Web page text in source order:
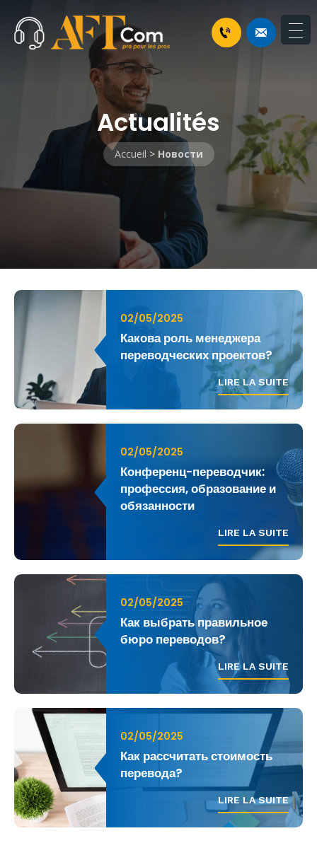
Actualités
Accueil > Новости
02/05/2025
Какова роль менеджера
переводческих проектов?
LIRE LA SUITE
02/05/2025
Конференц-переводчик:
профессия, образование и
обязанности
LIRE LA SUITE
02/05/2025
Как выбрать правильное
бюро переводов?
LIRE LA SUITE
02/05/2025
Как рассчитать стоимость
перевода?
LIRE LA SUITE